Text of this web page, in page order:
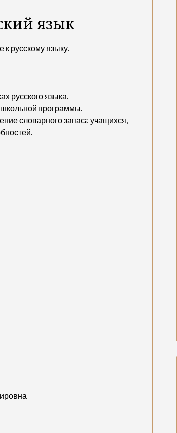
язык
к русскому языку.
русского языка.
школьной программы.
словарного запаса учащихся,